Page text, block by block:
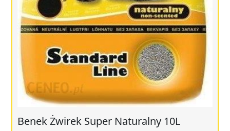
Benek Żwirek Super Naturalny 10L